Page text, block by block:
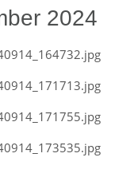
2024